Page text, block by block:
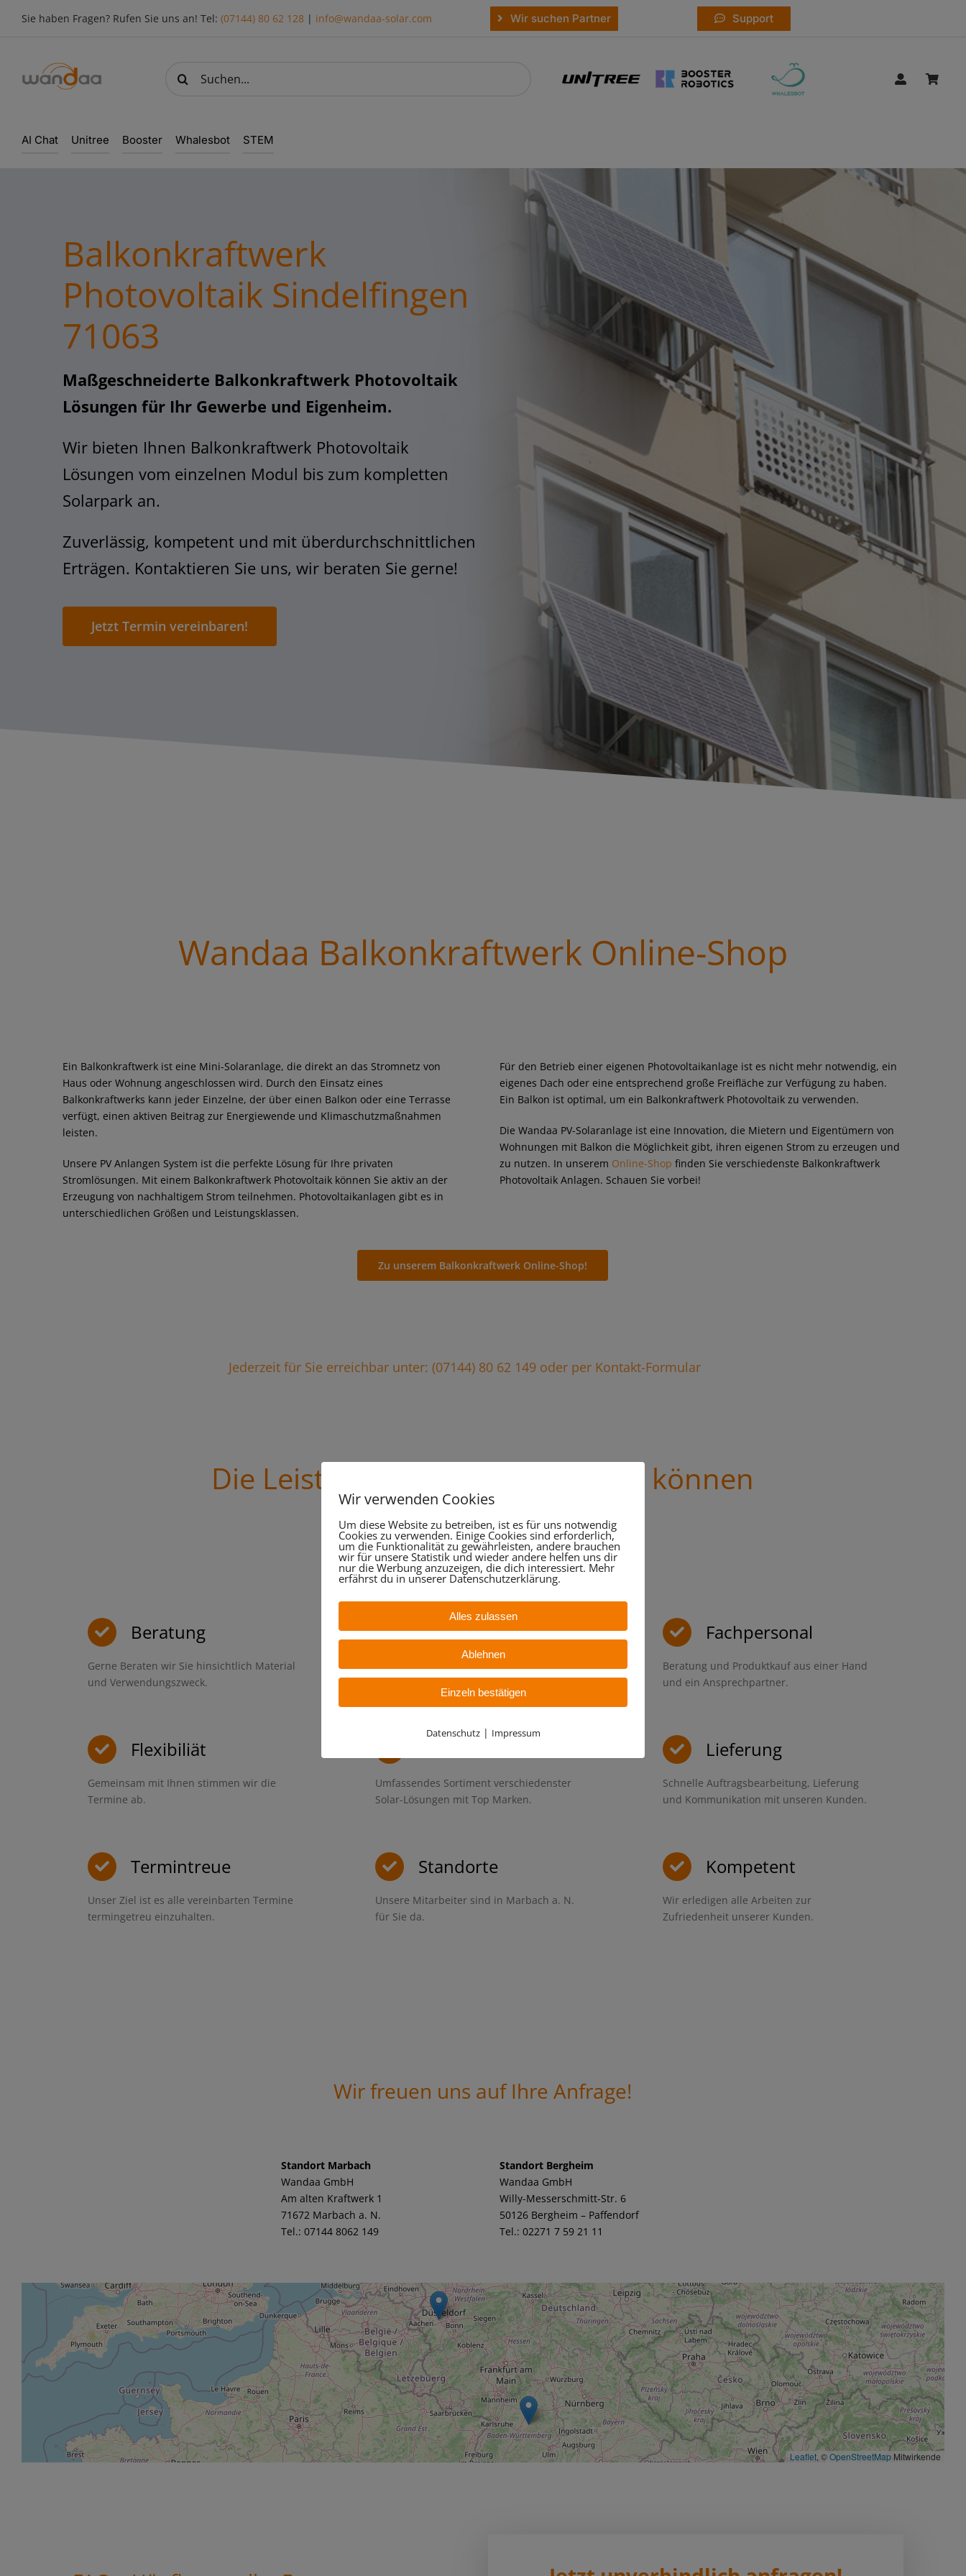
Sie haben Fragen? Rufen Sie uns an! Tel: (07144) 80 62 128| info@wandaa-solar.com Wir suchen Partner Support
nach:
AI Chat Unitree Booster Whalesbot STEM
Balkonkraftwerk
Photovoltaik Sindelfingen
71063
Maßgeschneiderte Balkonkraftwerk Photovoltaik
Lösungen für Ihr Gewerbe und Eigenheim.
Wir bieten Ihnen Balkonkraftwerk Photovoltaik
Lösungen vom einzelnen Modul bis zum kompletten
Solarpark an.
Zuverlässig, kompetent und mit überdurchschnittlichen
Erträgen. Kontaktieren Sie uns, wir beraten Sie gerne!
Jetzt Termin vereinbaren!
Wandaa Balkonkraftwerk Online-Shop
Ein Balkonkraftwerk ist eine Mini-Solaranlage, die direkt an das Stromnetz von
Haus oder Wohnung angeschlossen wird. Durch den Einsatz eines
Balkonkraftwerks kann jeder Einzelne, der über einen Balkon oder eine Terrasse
verfügt, einen aktiven Beitrag zur Energiewende und Klimaschutzmaßnahmen
leisten.
Unsere PV Anlangen System ist die perfekte Lösung für Ihre privaten
Stromlösungen. Mit einem Balkonkraftwerk Photovoltaik können Sie aktiv an der
Erzeugung von nachhaltigem Strom teilnehmen. Photovoltaikanlagen gibt es in
unterschiedlichen Größen und Leistungsklassen.
Für den Betrieb einer eigenen Photovoltaikanlage ist es nicht mehr notwendig, ein
eigenes Dach oder eine entsprechend große Freifläche zur Verfügung zu haben.
Ein Balkon ist optimal, um ein Balkonkraftwerk Photovoltaik zu verwenden.
Die Wandaa PV-Solaranlage ist eine Innovation, die Mietern und Eigentümern von
Wohnungen mit Balkon die Möglichkeit gibt, ihren eigenen Strom zu erzeugen und
zu nutzen. In unserem Online-Shop finden Sie verschiedenste Balkonkraftwerk
Photovoltaik Anlagen. Schauen Sie vorbei!
Zu unserem Balkonkraftwerk Online-Shop!
Jederzeit für Sie erreichbar unter: (07144) 80 62 149 oder per Kontakt-Formular
Die Leistungen im Überblick, das können
wir für Sie tun:
Beratung
Gerne Beraten wir Sie hinsichtlich Material
und Verwendungszweck.
Qualität
Mitarbeiterkompetenz ist unser Anspruch.
Fachpersonal
Beratung und Produktkauf aus einer Hand
und ein Ansprechpartner.
Flexibiliät
Gemeinsam mit Ihnen stimmen wir die
Termine ab.
Umfassendes Sortiment verschiedenster
Solar-Lösungen mit Top Marken.
Lieferung
Schnelle Auftragsbearbeitung, Lieferung
und Kommunikation mit unseren Kunden.
Termintreue
Unser Ziel ist es alle vereinbarten Termine
termingetreu einzuhalten.
Standorte
Unsere Mitarbeiter sind in Marbach a. N.
für Sie da.
Kompetent
Wir erledigen alle Arbeiten zur
Zufriedenheit unserer Kunden.
Wir freuen uns auf Ihre Anfrage!
Standort Marbach
Wandaa GmbH
Am alten Kraftwerk 1
71672 Marbach a. N.
Tel.: 07144 8062 149
Standort Bergheim
Wandaa GmbH
Willy-Messerschmitt-Str. 6
50126 Bergheim – Paffendorf
Tel.: 02271 7 59 21 11
Leaflet , ©OpenStreetMapMitwirkende
Wir verwenden Cookies
Um diese Website zu betreiben, ist es für uns notwendig
Cookies zu verwenden. Einige Cookies sind erforderlich,
um die Funktionalität zu gewährleisten, andere brauchen
wir für unsere Statistik und wieder andere helfen uns dir
nur die Werbung anzuzeigen, die dich interessiert. Mehr
erfährst du in unserer Datenschutzerklärung.
Alles zulassen
Ablehnen
Einzeln bestätigen
Datenschutz| Impressum